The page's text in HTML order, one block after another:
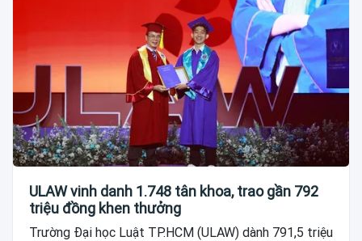
ULAW vinh danh 1.748 tân khoa, trao gần 792
triệu đồng khen thưởng
Trường Đại học Luật TP.HCM (ULAW) dành 791,5 triệu